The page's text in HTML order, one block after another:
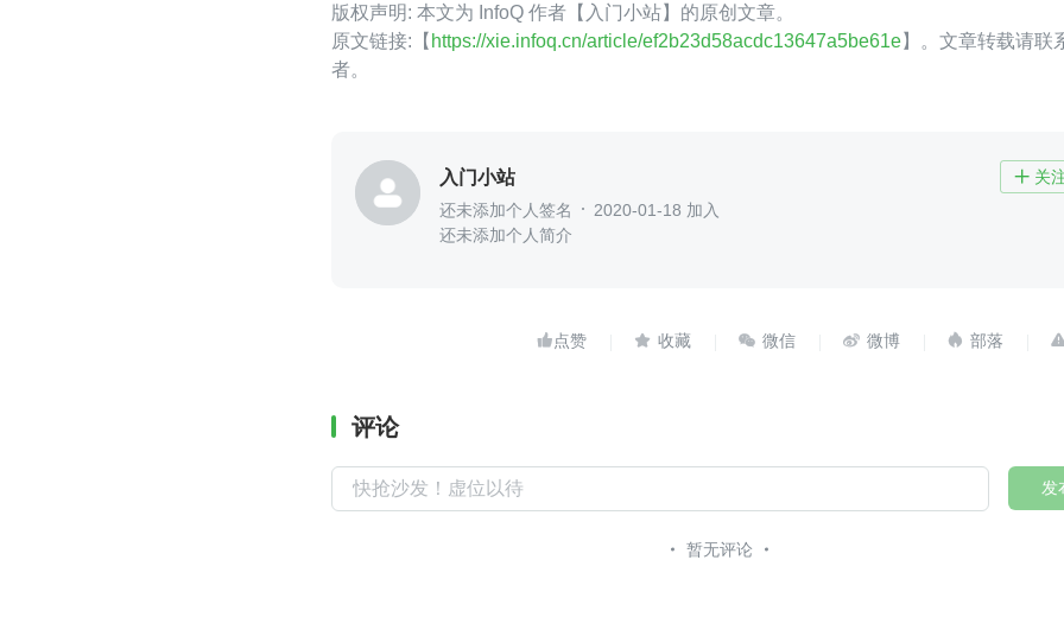
版权声明: 本文为 InfoQ 作者【入门小站】的原创文章。
原文链接:【 https://xie.infoq.cn/article/ef2b23d58acdc13647a5be61e】。文章转载请联
者。
入门小站  关
还未添加个人签名
2020-01-18 加入
还未添加个人简介
    
评论
发
暂无评论